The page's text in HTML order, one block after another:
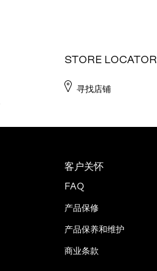
STORE LOCATOR
寻找店铺
客户关怀
FAQ
产品保修
产品保养和维护
商业条款